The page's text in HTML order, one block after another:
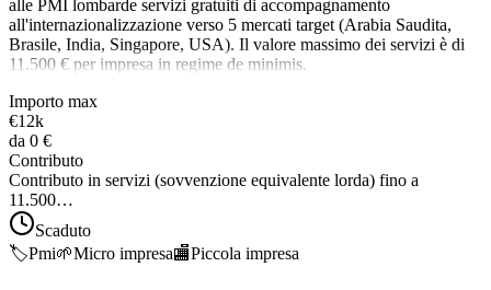
alle PMI lombarde servizi gratuiti di accompagnamento
all'internazionalizzazione verso 5 mercati target (Arabia Saudita,
Brasile, India, Singapore, USA). Il valore massimo dei servizi è di
11.500 € per impresa in regime de minimis.
Importo max
€12k
da 0 €
Contributo
Contributo in servizi (sovvenzione equivalente lorda) fino a
11.500…
Scaduto
🏷️Pmi🌱Micro impresa🏬Piccola impresa